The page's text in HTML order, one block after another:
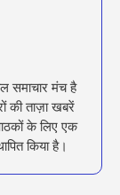
समाचार मंच है
की ताज़ा खबरें
के लिए एक
किया है।